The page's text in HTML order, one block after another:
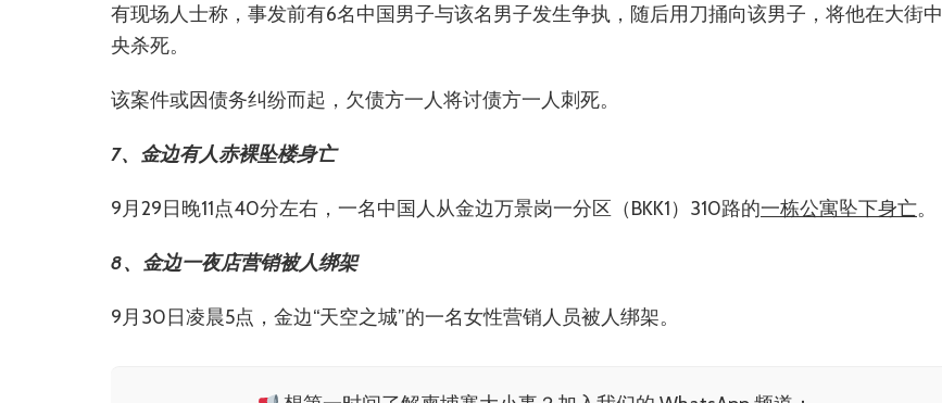
有现场人士称，事发前有6名中国男子与该名男子发生争执，随后用刀捅向该男子，将他在大街中
央杀死。
该案件或因债务纠纷而起，欠债方一人将讨债方一人刺死。
7、金边有人赤裸坠楼身亡
9月29日晚11点40分左右，一名中国人从金边万景岗一分区（BKK1）310路的一栋公寓坠下身亡。
8、金边一夜店营销被人绑架
9月30日凌晨5点，金边“天空之城”的一名女性营销人员被人绑架。